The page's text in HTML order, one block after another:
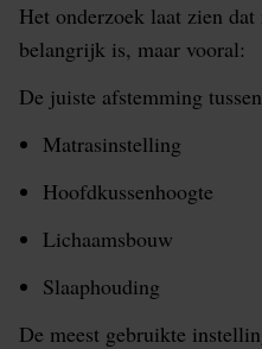
Het onderzoek laat zien
belangrijk is, maar vooral:
De juiste afstemming
Matrasinstelling
Hoofdkussenhoogte
Lichaamsbouw
Slaaphouding
De meest gebruikte